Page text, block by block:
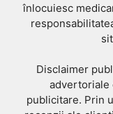
înlocuiesc
Disclaimer
advertoriale
publicitare. Prin